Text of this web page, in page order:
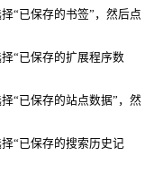
“已保存的书签”，然后点
“已保存的扩展程序数
“已保存的站点数据”，然
“已保存的搜索历史记